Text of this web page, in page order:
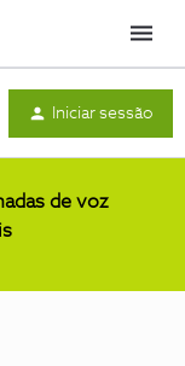
Menu
Iniciar sessão
de voz